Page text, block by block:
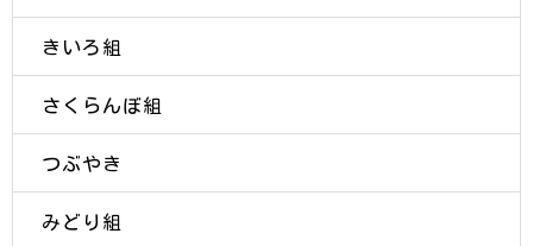
きいろ組
さくらんぼ組
つぶやき
みどり組